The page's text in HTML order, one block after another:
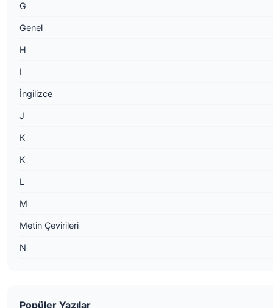
G
Genel
H
I
İngilizce
J
K
K
L
M
Metin Çevirileri
N
Popüler Yazılar